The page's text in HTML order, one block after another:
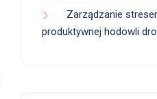
Zarządzanie
produktywnej hodowli